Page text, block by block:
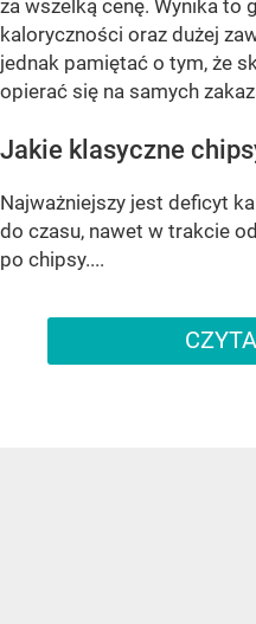
za wszelką cenę. Wynika to
kaloryczności oraz dużej
jednak pamiętać o tym, że
opierać się na samych
Jakie klasyczne
Najważniejszy jest deficyt
do czasu, nawet w trakcie
po chipsy....